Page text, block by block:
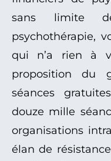
sans limite
psychothérapie,
qui n’a rien à
proposition du
séances
douze mille
organisations
élan de